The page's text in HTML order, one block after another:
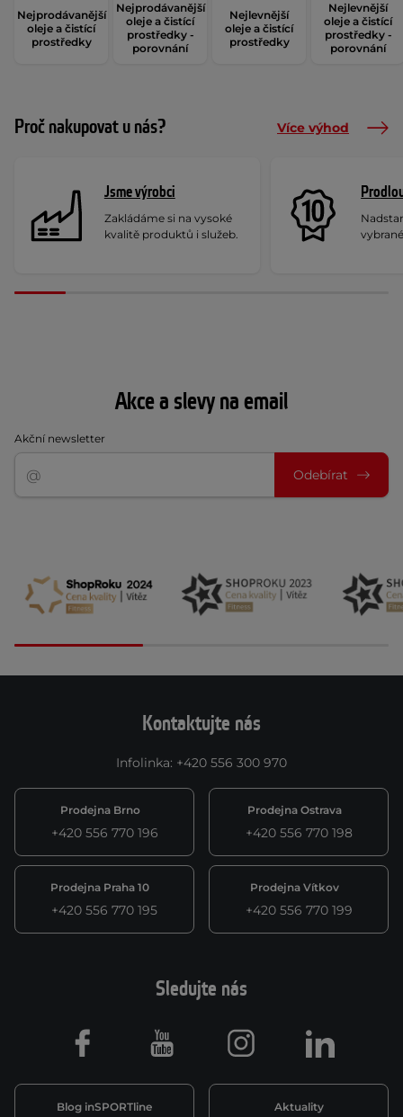
Nejprodávanější
oleje a čistící
prostředky
Nejprodávanější
oleje a čistící
prostředky -
porovnání
Nejlevnější
oleje a čistící
prostředky
Nejlevnější
oleje a čistící
prostředky -
porovnání
Proč nakupovat u nás? Více výhod
Jsme výrobci
Zakládáme si na vysoké
kvalitě produktů i služeb.
Akce a slevy na email
Akční newsletter
Odebírat
Kontaktujte nás
Infolinka: +420 556 300 970
Prodejna Brno
+420 556 770 196
Prodejna Ostrava
+420 556 770 198
Prodejna Praha 10
+420 556 770 195
Prodejna Vítkov
+420 556 770 199
Sledujte nás
Blog inSPORTline Aktuality
Facebook Youtube Instagram LinkedIn